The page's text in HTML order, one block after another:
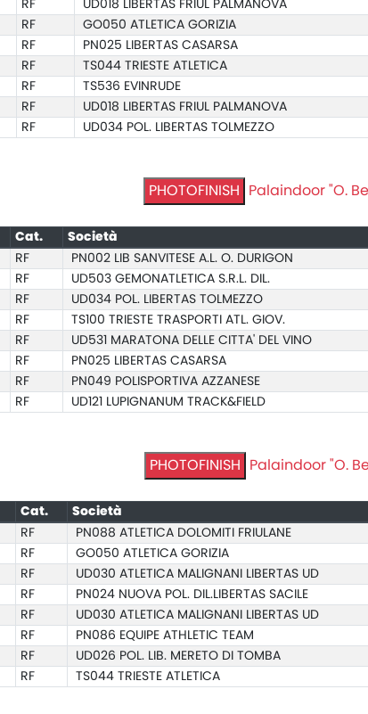
RF UD018 LIBERTAS FRIUL PALMANOVA
RF GO050 ATLETICA GORIZIA
RF PN025 LIBERTAS CASARSA
RF TS044 TRIESTE ATLETICA
RF TS536 EVINRUDE
RF UD018 LIBERTAS FRIUL PALMANOVA
RF UD034 POL. LIBERTAS TOLMEZZO
PHOTOFINISH Palaindoor "O.
Cat. Società
RF PN002 LIB SANVITESE A.L. O. DURIGON
RF UD503 GEMONATLETICA S.R.L. DIL.
RF UD034 POL. LIBERTAS TOLMEZZO
RF TS100 TRIESTE TRASPORTI ATL. GIOV.
RF UD531 MARATONA DELLE CITTA' DEL VINO
RF PN025 LIBERTAS CASARSA
RF PN049 POLISPORTIVA AZZANESE
RF UD121 LUPIGNANUM TRACK&FIELD
PHOTOFINISH Palaindoor "O.
Cat. Società
RF PN088 ATLETICA DOLOMITI FRIULANE
RF GO050 ATLETICA GORIZIA
RF UD030 ATLETICA MALIGNANI LIBERTAS UD
RF PN024 NUOVA POL. DIL.LIBERTAS SACILE
RF UD030 ATLETICA MALIGNANI LIBERTAS UD
RF PN086 EQUIPE ATHLETIC TEAM
RF UD026 POL. LIB. MERETO DI TOMBA
RF TS044 TRIESTE ATLETICA